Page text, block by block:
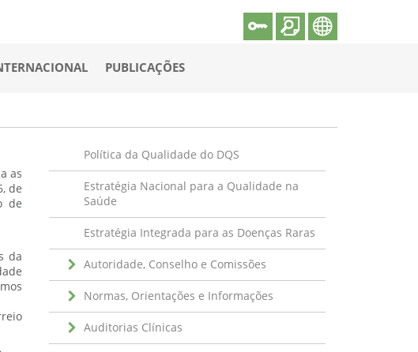
PUBLICAÇÕES
as
de
de
da
Política da Qualidade do DQS
Estratégia Nacional para a Qualidade na
Saúde
Estratégia Integrada para as Doenças Raras
Autoridade, Conselho e Comissões
Normas, Orientações e Informações
Auditorias Clínicas